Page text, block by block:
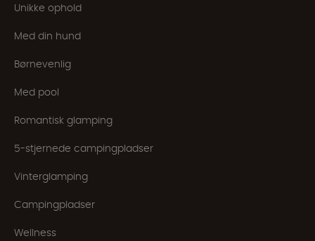
Unikke ophold
Med din hund
Børnevenlig
Med pool
Romantisk glamping
5-stjernede campingpladser
Vinterglamping
Campingpladser
Wellness